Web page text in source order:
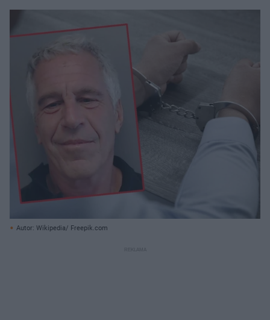
Autor: Wikipedia/ Freepik.com